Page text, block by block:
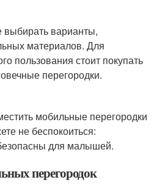
варианты,
материалов. Для
пользования стоит покупать
перегородки.
мобильные перегородки
не беспокоиться:
для малышей.
перегородок